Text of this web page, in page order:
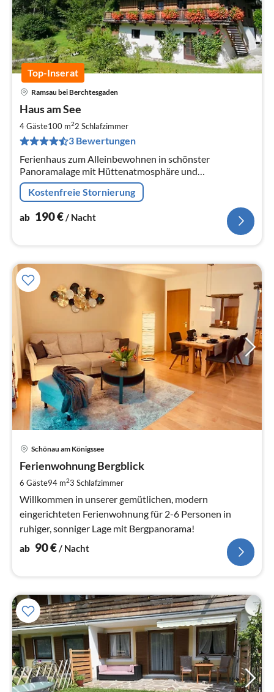
Top-Inserat
Ramsau bei Berchtesgaden
Haus am See
4 Gäste100 m22 Schlafzimmer
3 Bewertungen
Ferienhaus zum Alleinbewohnen in schönster
Panoramalage mit Hüttenatmosphäre und
Wellnesskomfort. Idealer Ausgangspunkt für
Wanderungen im Alpennationalpark Berchtesgaden
Kostenfreie Stornierung
ab 190€/ Nacht
Schönau am Königssee
Ferienwohnung Bergblick
6 Gäste94 m23 Schlafzimmer
Willkommen in unserer gemütlichen, modern
eingerichteten Ferienwohnung für 2-6 Personen in
ruhiger, sonniger Lage mit Bergpanorama!
ab 90€/ Nacht